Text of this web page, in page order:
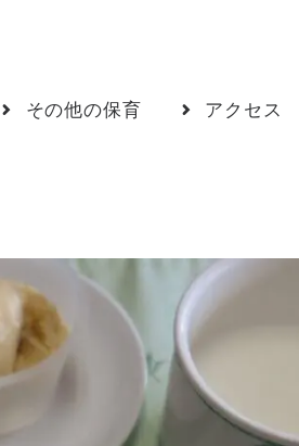
その他の保育 アクセス